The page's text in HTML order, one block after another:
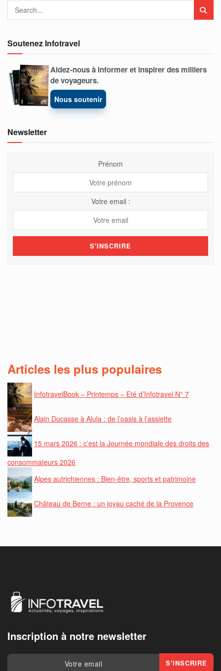
Soutenez Infotravel
Aidez-nous à informer et inspirer des milliers
de voyageurs.
Nous soutenir
Newsletter
Prénom
Votre email :
Articles les plus populaires
InfotravelBook – Printemps – Eté d’Infotravel N° 7
Alain Ducasse à Alula : de l’oasis à l’assiette
15 mars 2026 : c’est la Journée mondiale des droits des
consommateurs 2026
Alpes autrichiennes : Bien-être, sports et patrimoine
Château de Berne : un joyau caché de la Provence
Inscription à notre newsletter